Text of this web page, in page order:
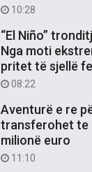
10:28
“El Niño”
Nga moti
pritet të sjellë
08:22
Aventurë e re
transferohet te
milionë euro
11:10